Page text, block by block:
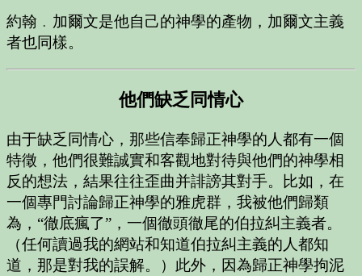
約翰﹒加爾文是他自己的神學的產物，加爾文主義
者也同樣。
他們缺乏同情心
由于缺乏同情心，那些信奉歸正神學的人都有一個
特徵，他們很難誠實和客觀地對待與他們的神學相
反的想法，結果往往歪曲并誹謗其對手。比如，在
一個專門討論歸正神學的雅虎群，我被他們歸類
為，“徹底瘋了”，一個徹頭徹尾的伯拉糾主義者。
（任何讀過我的網站和知道伯拉糾主義的人都知
道，那是對我的誤解。）此外，因為歸正神學拘泥